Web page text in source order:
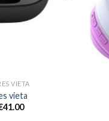
VIETA
vieta
41.00